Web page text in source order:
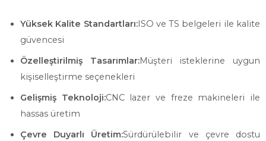
Yüksek Kalite Standartları:ISO ve TS belgeleri ile kalite
güvencesi
Özelleştirilmiş Tasarımlar:Müşteri isteklerine uygun
kişiselleştirme seçenekleri
Gelişmiş Teknoloji:CNC lazer ve freze makineleri ile
hassas üretim
Çevre Duyarlı Üretim:Sürdürülebilir ve çevre dostu